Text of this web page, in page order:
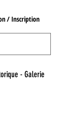
/ Inscription
- Galerie